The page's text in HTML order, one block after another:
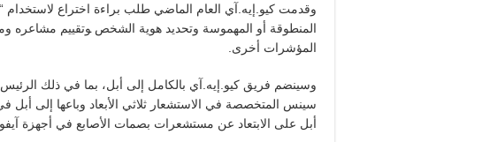
وقدمت كيو.إيه.آي العام الماضي طلب براءة اختراع
المنطوقة أو المهموسة وتحديد هوية الشخص ‍وتقييم مشاعره
المؤشرات أخرى.
وسينضم فريق كيو.إيه.آي بالكامل إلى أبل، بما ​في ذلك
أبل على الابتعاد عن مستشعرات بصمات الأصابع ‌في أجهزة